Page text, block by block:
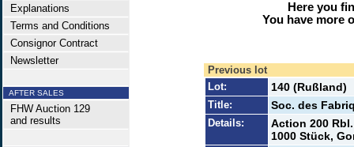
Explanations
Terms and Conditions
Consignor Contract
Newsletter
AFTER SALES
FHW Auction 129
and results
Here you
You have more
Previous lot
Lot:
140 (Rußland)
Title: Soc. des
Details:
Action 200
1000 Stück,